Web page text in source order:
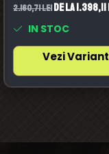
2.160,71 Leide la
IN STOC
Vezi